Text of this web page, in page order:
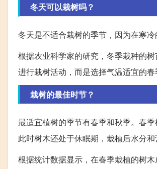
冬天可以栽树吗？
冬天是不适合栽树的季节，因为在寒
根据农业科学家的研究，冬季栽种的
进行栽树活动，而是选择气温适宜的春
栽树的最佳时节？
最适宜植树的季节有春季和秋季。春
此时树木还处于休眠期，栽植后水分
根据统计数据显示，在春季栽植的树